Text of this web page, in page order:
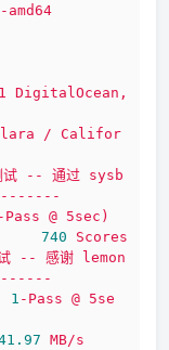
-amd64
DigitalOcean,
/ Califor
试 -- 通过 sysb
-Pass @ 5sec)
740
Scores
-- 感谢
lemon
1 -Pass @ 5se
MB/s